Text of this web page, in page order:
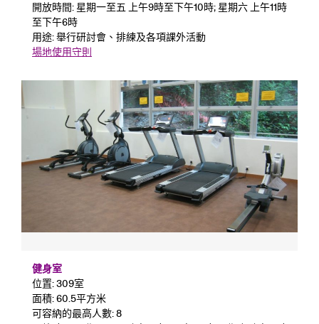
開放時間: 星期一至五 上午9時至下午10時; 星期六 上午11時
至下午6時
用途: 舉行研討會、排練及各項課外活動
場地使用守則
健身室
位置: 309室
面積: 60.5平方米
可容納的最高人數: 8